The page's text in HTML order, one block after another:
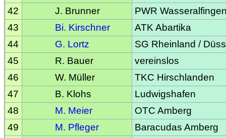
42
J. Brunner
PWR
43
Bi. Kirschner
ATK Abartika
44
G. Lortz
SG Rheinland /
45
R. Bauer
vereinslos
46
W. Müller
TKC Hirschlanden
47
B. Klohs
Ludwigshafen
48
M. Meier
OTC Amberg
49
M. Pfleger
Baracudas Amberg